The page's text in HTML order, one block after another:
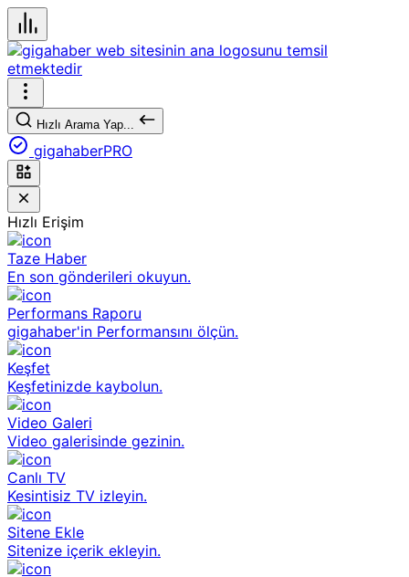
Hızlı Arama Yap...
gigahaberPRO
Hızlı Erişim
Taze Haber
En son gönderileri okuyun.
Performans Raporu
gigahaber'in Performansını ölçün.
Keşfet
Keşfetinizde kaybolun.
Video Galeri
Video galerisinde gezinin.
Canlı TV
Kesintisiz TV izleyin.
Sitene Ekle
Sitenize içerik ekleyin.